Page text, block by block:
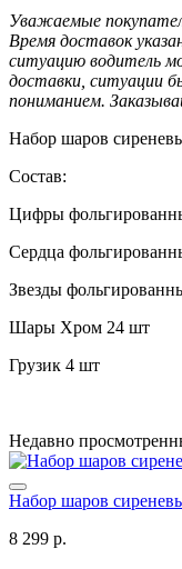
Уважаемые
Время доставок
ситуацию водитель
доставки, ситуации
пониманием.
Набор шаров
Состав:
Цифры
Сердца
Звезды
Шары Хром 24 шт
Грузик 4 шт
Недавно
Набор шаров
8 299 р.